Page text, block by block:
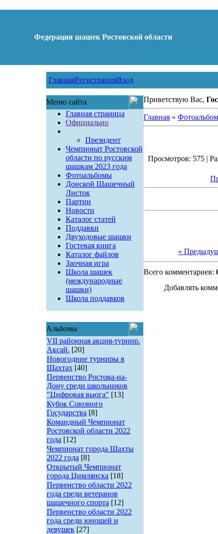
Федерация шашек Ростовской области
ГлавнаяРегистрацияВход
Меню сайта
Главная страница
Официально
Президент
Чемпионат Ростовской
области по русским
шашкам 2023 года
Фотоальбомы
Донской Шашечный
Листок
Партии
Новости
Каталог статей
Поддавки
Двуходовые шашки
Гостевая книга
Каталог файлов
Заочная игра
Школа шашек
(международные
шашки)
Школа поддавков
Альбомы
VII районная акция-турнир.
Аксай. [20]
Новогодние турниры в
Шахтах [40]
Первенство Ростова-на-
Дону среди школьников
"Цифровая вьюга" [13]
Кубок Союзного
Государства [8]
Командный Чемпионат
Ростовской области 2022
года [12]
Чемпионат города Шахты
2022 года [8]
Открытый Чемпионат
города Цимлянска [18]
Первенство области 2022
года среди ветеранов
шашечного спорта [12]
Первенство области 2022
года среди юношей и
девушек [27]
Приветствую Вас,
Главная» Фотоальбом
Просмотров: 575 |
«
Всего комментариев:
Добавлять